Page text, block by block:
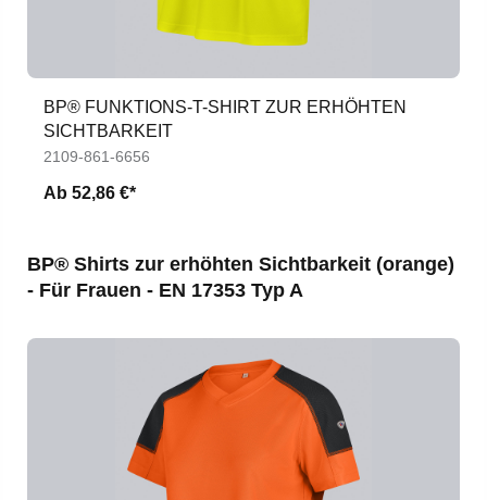
BP® FUNKTIONS-T-SHIRT ZUR ERHÖHTEN
SICHTBARKEIT
2109-861-6656
Ab 52,86 €*
Produktgalerie überspringen
BP® Shirts zur erhöhten Sichtbarkeit (orange)
- Für Frauen - EN 17353 Typ A